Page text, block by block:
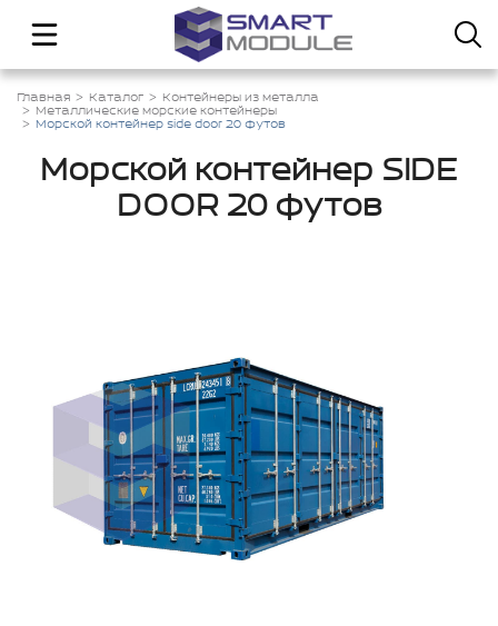
Главная Каталог
Контейнеры из металла
Металлические морские контейнеры
Морской контейнер side door 20 футов
Морской контейнер SIDE
DOOR 20 футов